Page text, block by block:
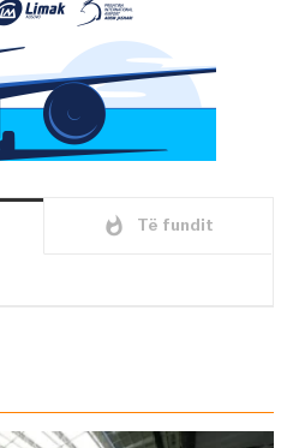
whatshot Të fundit